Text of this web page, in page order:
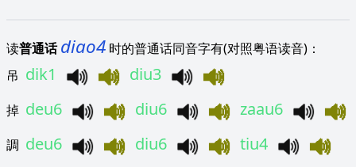
读普通话 diao4 时的普通话同音字有(对照粤语读音)：
吊 dik1 diu3
掉 deu6 diu6 zaau6
調 deu6 diu6
tiu4